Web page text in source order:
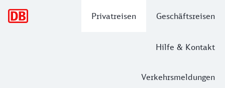
Privatreisen Geschäftsreisen
Hilfe & Kontakt
Verkehrsmeldungen